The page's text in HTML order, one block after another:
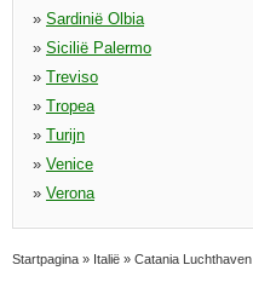
» Sardinië Olbia
» Sicilië Palermo
» Treviso
» Tropea
» Turijn
» Venice
» Verona
Startpagina » Italië » Catania Luchthaven